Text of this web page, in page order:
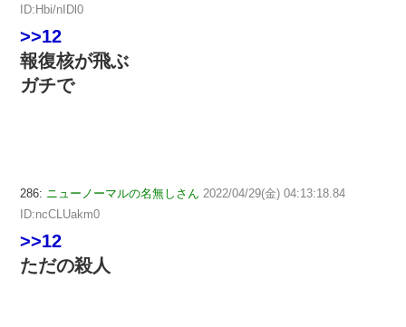
ID:Hbi/nIDl0
>>12
報復核が飛ぶ
ガチで
286: ニューノーマルの名無しさん 2022/04/29(金) 04:13:18.84
ID:ncCLUakm0
>>12
ただの殺人